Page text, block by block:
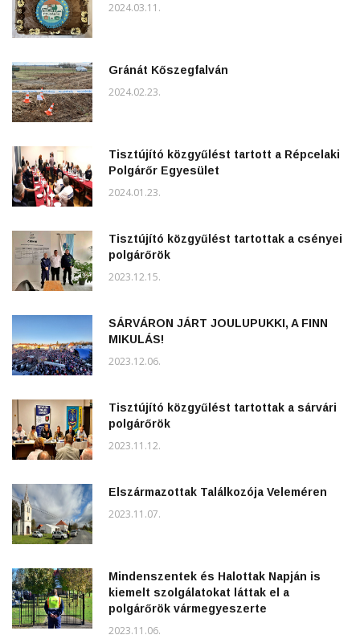
2024.03.11.
Gránát Kőszegfalván
2024.02.23.
Tisztújító közgyűlést tartott a Répcelaki
Polgárőr Egyesület
2024.01.23.
Tisztújító közgyűlést tartottak a csényei
polgárőrök
2023.12.15.
SÁRVÁRON JÁRT JOULUPUKKI, A FINN
MIKULÁS!
2023.12.06.
Tisztújító közgyűlést tartottak a sárvári
polgárőrök
2023.11.12.
Elszármazottak Találkozója Veleméren
2023.11.07.
Mindenszentek és Halottak Napján is
kiemelt szolgálatokat láttak el a
polgárőrök vármegyeszerte
2023.11.06.